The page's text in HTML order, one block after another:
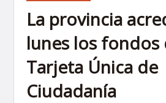
La provincia
lunes los fondos
Tarjeta Única de
Ciudadanía